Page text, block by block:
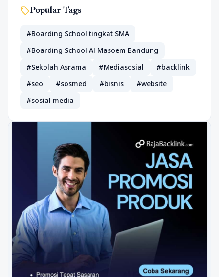
sellPopular Tags
#Boarding School tingkat SMA
#Boarding School Al Masoem Bandung
#Sekolah Asrama
#Mediasosial
#backlink
#seo
#sosmed #bisnis
#website
#sosial media